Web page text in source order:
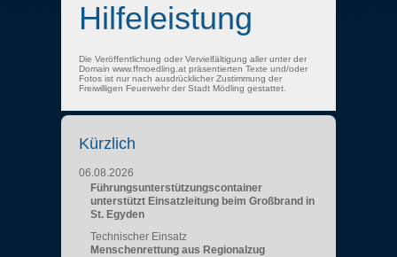
Hilfeleistung
Die Veröffentlichung oder Vervielfältigung aller unter der
Domain www.ffmoedling.at präsentierten Texte und/oder
Fotos ist nur nach ausdrücklicher Zustimmung der
Freiwilligen Feuerwehr der Stadt Mödling gestattet.
Kürzlich
06.08.2026
Führungsunterstützungscontainer
unterstützt Einsatzleitung beim Großbrand in
St. Egyden
Technischer Einsatz
Menschenrettung aus Regionalzug